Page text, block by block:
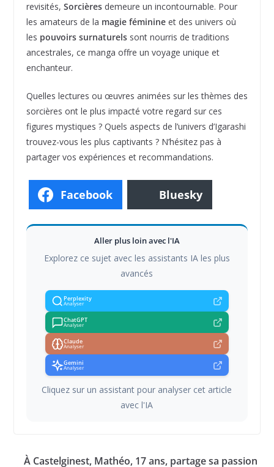
revisités, Sorcièresdemeure un incontournable. Pour
les amateurs de la magie féminineet des univers où
les pouvoirs surnaturelssont nourris de traditions
ancestrales, ce manga offre un voyage unique et
enchanteur.
Quelles lectures ou œuvres animées sur les thèmes des
sorcières ont le plus impacté votre regard sur ces
figures mystiques ? Quels aspects de l’univers d’Igarashi
trouvez-vous les plus captivants ? N’hésitez pas à
partager vos expériences et recommandations.
Facebook Bluesky
Aller plus loin avec l'IA
Explorez ce sujet avec les assistants IA les plus
avancés
Perplexity
Analyser
ChatGPT
Analyser
Claude
Analyser
Gemini
Analyser
Cliquez sur un assistant pour analyser cet article
avec l'IA
À Castelginest, Mathéo, 17 ans, partage sa passion